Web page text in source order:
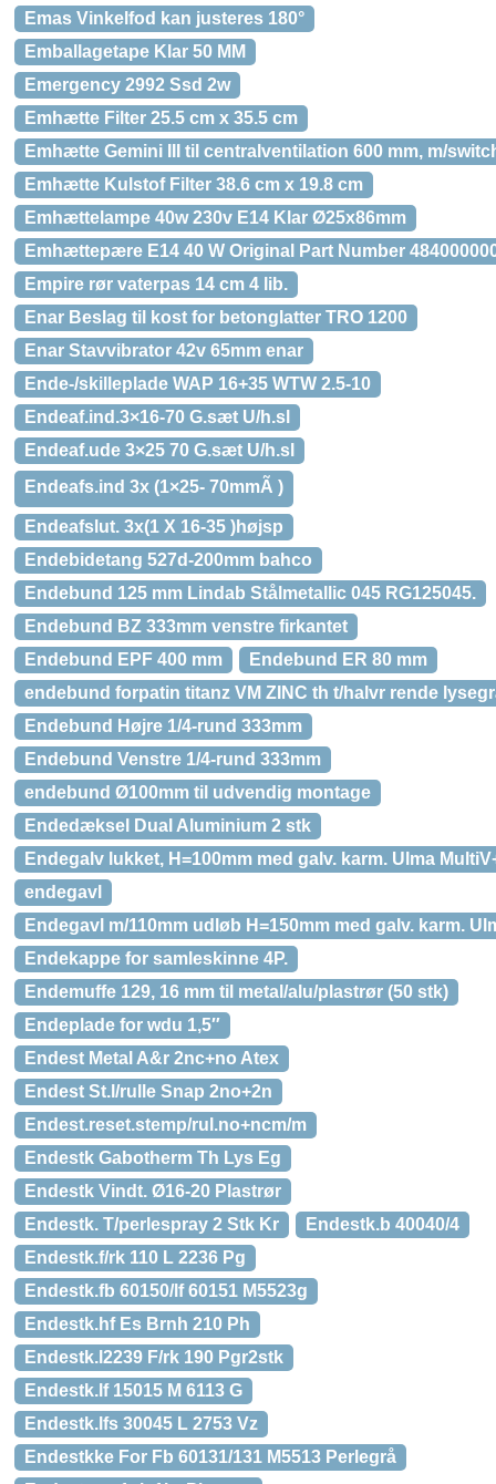
Emas Vinkelfod kan justeres 180°
Emballagetape Klar 50 MM
Emergency 2992 Ssd 2w
Emhætte Filter 25.5 cm x 35.5 cm
Emhætte Gemini III til centralventilation 600 mm, m/
Emhætte Kulstof Filter 38.6 cm x 19.8 cm
Emhættelampe 40w 230v E14 Klar Ø25x86mm
Emhættepære E14 40 W Original Part Number
Empire rør vaterpas 14 cm 4 lib.
Enar Beslag til kost for betonglatter TRO 1200
Enar Stavvibrator 42v 65mm enar
Ende-/skilleplade WAP 16+35 WTW 2.5-10
Endeaf.ind.3×16-70 G.sæt U/h.sl
Endeaf.ude 3×25 70 G.sæt U/h.sl
Endeafs.ind 3x (1×25- 70mmÃ )
Endeafslut. 3x(1 X 16-35 )højsp
Endebidetang 527d-200mm bahco
Endebund 125 mm Lindab Stålmetallic 045 RG125045.
Endebund BZ 333mm venstre firkantet
Endebund EPF 400 mm
Endebund ER 80 mm
endebund forpatin titanz VM ZINC th t/halvr rende
Endebund Højre 1/4-rund 333mm
Endebund Venstre 1/4-rund 333mm
endebund Ø100mm til udvendig montage
Endedæksel Dual Aluminium 2 stk
Endegalv lukket, H=100mm med galv. karm. Ulma
endegavl
Endegavl m/110mm udløb H=150mm med galv. karm.
Endekappe for samleskinne 4P.
Endemuffe 129, 16 mm til metal/alu/plastrør (50 stk)
Endeplade for wdu 1,5″
Endest Metal A&r 2nc+no Atex
Endest St.l/rulle Snap 2no+2n
Endest.reset.stemp/rul.no+ncm/m
Endestk Gabotherm Th Lys Eg
Endestk Vindt. Ø16-20 Plastrør
Endestk. T/perlespray 2 Stk Kr
Endestk.b 40040/4
Endestk.f/rk 110 L 2236 Pg
Endestk.fb 60150/lf 60151 M5523g
Endestk.hf Es Brnh 210 Ph
Endestk.l2239 F/rk 190 Pgr2stk
Endestk.lf 15015 M 6113 G
Endestk.lfs 30045 L 2753 Vz
Endestkke For Fb 60131/131 M5513 Perlegrå